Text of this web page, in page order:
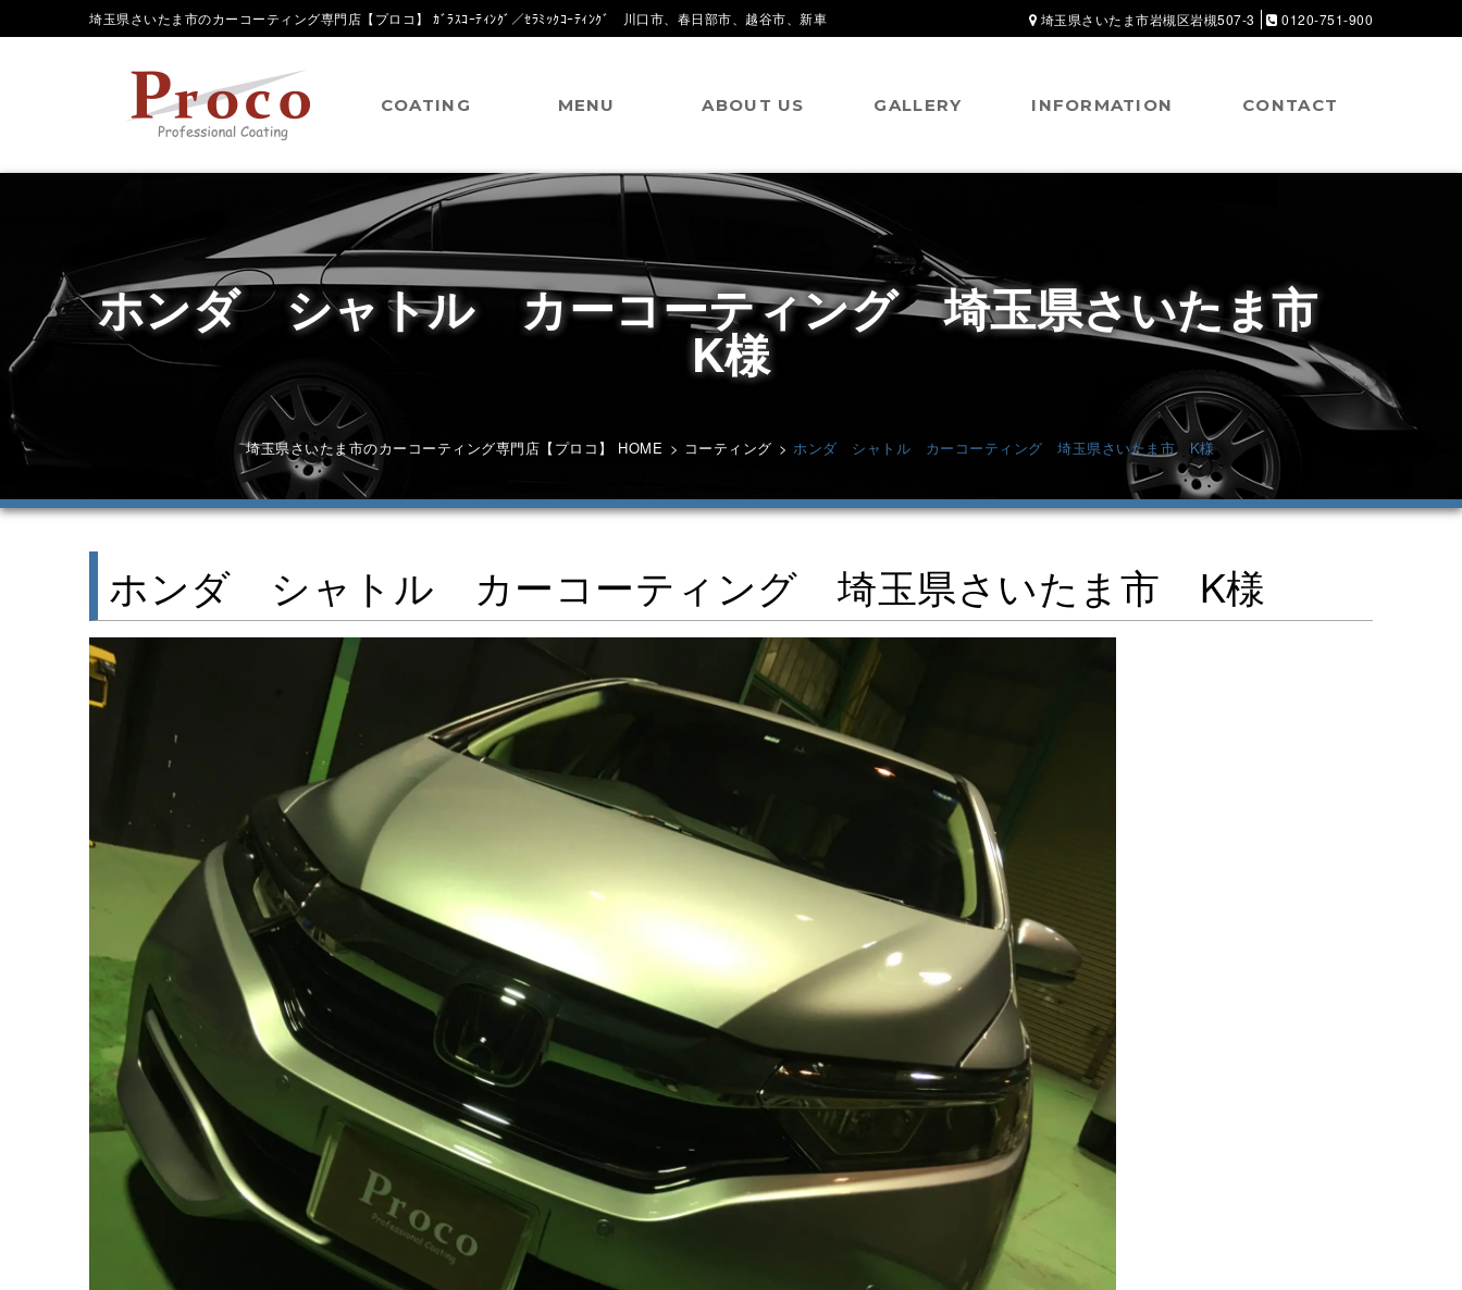
埼玉県さいたま市のカーコーティング専門店【プロコ】 ｶﾞﾗｽｺｰﾃｨﾝｸﾞ／ｾﾗﾐｯｸｺｰﾃｨﾝｸﾞ 川口市、春日部市、越谷市、新車 埼玉県さいたま市岩槻区岩槻507-3 0120-751-900
COATING MENU ABOUT US GALLERY INFORMATION CONTACT
ホンダ シャトル カーコーティング 埼玉県さいたま市
K様
埼玉県さいたま市のカーコーティング専門店【プロコ】 HOME > コーティング >ホンダ シャトル カーコーティング 埼玉県さいたま市 K様
ホンダ シャトル カーコーティング 埼玉県さいたま市 K様